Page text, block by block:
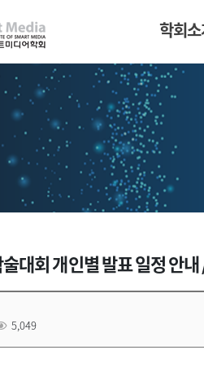
학회
대회 개인별 발표 일정 안
5,049